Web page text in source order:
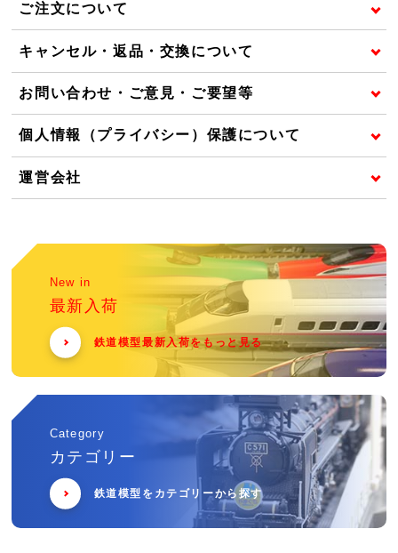
ご注文について
キャンセル・返品・交換について
お問い合わせ・ご意見・ご要望等
個人情報（プライバシー）保護について
運営会社
New in
最新入荷
鉄道模型最新入荷をもっと見る
Category
カテゴリー
鉄道模型をカテゴリーから探す